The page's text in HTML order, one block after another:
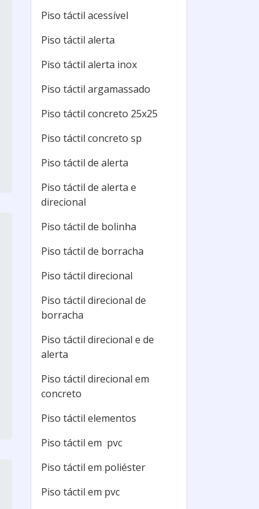
Piso táctil acessível
Piso táctil alerta
Piso táctil alerta inox
Piso táctil argamassado
Piso táctil concreto 25x25
Piso táctil concreto sp
Piso táctil de alerta
Piso táctil de alerta e
direcional
Piso táctil de bolinha
Piso táctil de borracha
Piso táctil direcional
Piso táctil direcional de
borracha
Piso táctil direcional e de
alerta
Piso táctil direcional em
concreto
Piso táctil elementos
Piso táctil em pvc
Piso táctil em poliéster
Piso táctil em pvc